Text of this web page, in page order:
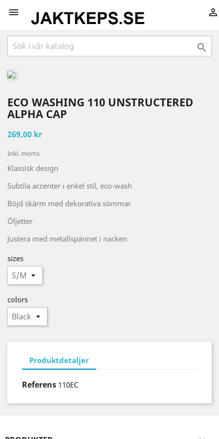
 

ECO WASHING 110 UNSTRUCTERED
ALPHA CAP
269,00 kr
Inkl. moms
Klassisk design
Subtila accenter i enkel stil, eco-wash
Böjd skärm med dekorativa sömmar
Öljetter
Justera med metallspännet i nacken
sizes
colors
Produktdetaljer
Referens 110EC